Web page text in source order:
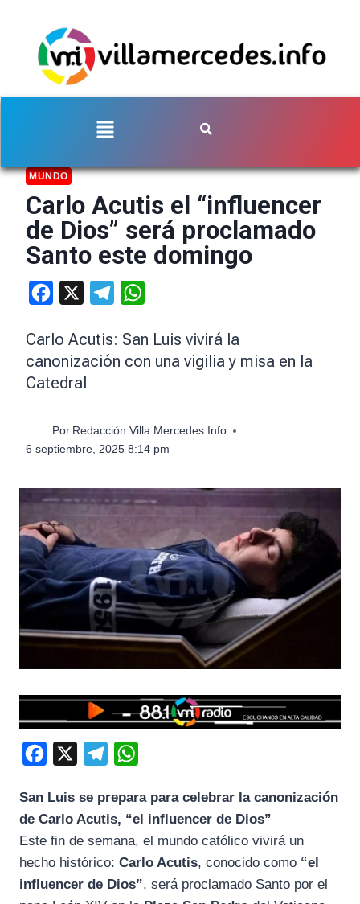
MUNDO
Carlo Acutis el “influencer
de Dios” será proclamado
Santo este domingo
Facebook Telegram
Carlo Acutis: San Luis vivirá la
canonización con una vigilia y misa en la
Catedral
Por Redacción Villa Mercedes Info
6 septiembre, 2025 8:14 pm
c
e
b
o
l
e
g
a
t
p
San Luis se prepara para celebrar la canonización
de Carlo Acutis, “el influencer de Dios”
Este fin de semana, el mundo católico vivirá un
hecho histórico: Carlo Acutis, conocido como “el
influencer de Dios”, será proclamado Santo por el